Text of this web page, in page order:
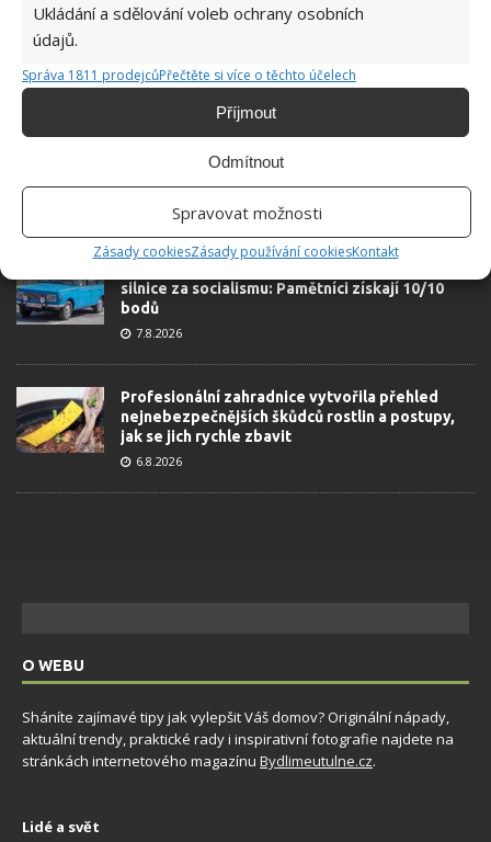
Ukládání a sdělování voleb ochrany osobních
údajů.
Správa 1811 prodejcůPřečtěte si více o těchto účelech
Příjmout
Odmítnout
Spravovat možnosti
Zásady cookiesZásady používání cookiesKontakt
ŽHAVÉ NOVINKY
Test znalostí o životě v dobách socialismu: 10
otázek odhalí, kdo má minulý režim stále v živé
silnice za socialismu: Pamětníci získají 10/10
bodů
7.8.2026
Profesionální zahradnice vytvořila přehled
nejnebezpečnějších škůdců rostlin a postupy,
jak se jich rychle zbavit
6.8.2026
O WEBU
Sháníte zajímavé tipy jak vylepšit Váš domov? Originální nápady,
aktuální trendy, praktické rady i inspirativní fotografie najdete na
stránkách internetového magazínu Bydlimeutulne.cz.
Lidé a svět